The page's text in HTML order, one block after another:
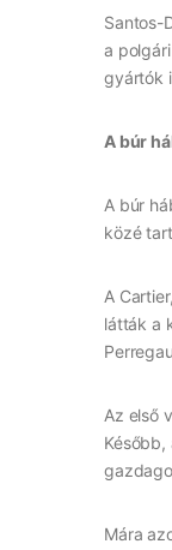
Santos-
a
gyártók
A búr
A búr
közé
A
látták a
Az első
Mára